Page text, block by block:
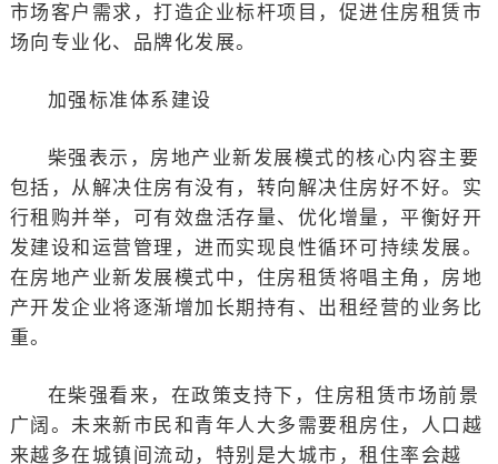
市场客户需求，打造企业标杆项目，促进住房租赁市
场向专业化、品牌化发展。
加强标准体系建设
柴强表示，房地产业新发展模式的核心内容主要
包括，从解决住房有没有，转向解决住房好不好。实
行租购并举，可有效盘活存量、优化增量，平衡好开
发建设和运营管理，进而实现良性循环可持续发展。
在房地产业新发展模式中，住房租赁将唱主角，房地
产开发企业将逐渐增加长期持有、出租经营的业务比
重。
在柴强看来，在政策支持下，住房租赁市场前景
广阔。未来新市民和青年人大多需要租房住，人口越
来越多在城镇间流动，特别是大城市，租住率会越